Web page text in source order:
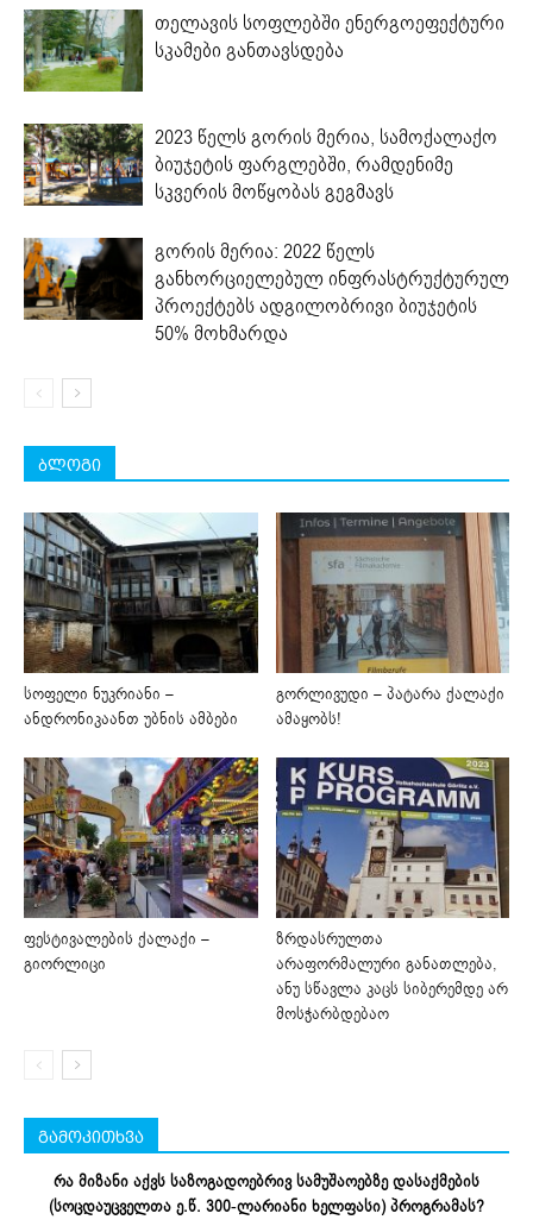
თელავის სოფლებში ენერგოეფექტური
სკამები განთავსდება
2023 წელს გორის მერია, სამოქალაქო
ბიუჯეტის ფარგლებში, რამდენიმე
სკვერის მოწყობას გეგმავს
გორის მერია: 2022 წელს
განხორციელებულ ინფრასტრუქტურულ
პროექტებს ადგილობრივი ბიუჯეტის
50% მოხმარდა
ბლოგი
სოფელი ნუკრიანი –
ანდრონიკაანთ უბნის ამბები
გორლივუდი – პატარა ქალაქი
ამაყობს!
ფესტივალების ქალაქი –
გიორლიცი
ზრდასრულთა
არაფორმალური განათლება,
ანუ სწავლა კაცს სიბერემდე არ
მოსჭარბდებაო
გამოკითხვა
რა მიზანი აქვს საზოგადოებრივ სამუშაოებზე დასაქმების
(სოცდაუცველთა ე.წ. 300-ლარიანი ხელფასი) პროგრამას?